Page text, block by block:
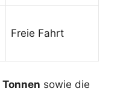
Freie Fahrt
Tonnen sowie die